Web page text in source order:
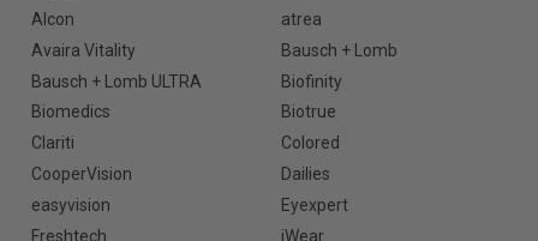
Alcon
atrea
Avaira Vitality
Bausch + Lomb
Bausch + Lomb ULTRA
Biofinity
Biomedics
Biotrue
Clariti
Colored
CooperVision
Dailies
easyvision
Eyexpert
Freshtech
iWear